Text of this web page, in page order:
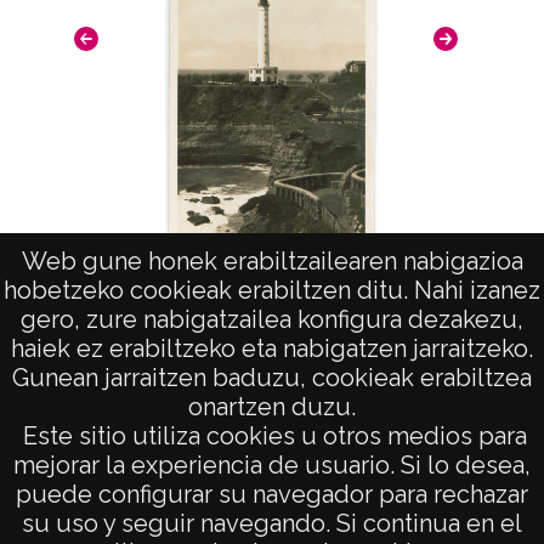
Web gune honek erabiltzailearen nabigazioa
hobetzeko cookieak erabiltzen ditu. Nahi izanez
gero, zure nabigatzailea konfigura dezakezu,
haiek ez erabiltzeko eta nabigatzen jarraitzeko.
Gunean jarraitzen baduzu, cookieak erabiltzea
onartzen duzu.
Este sitio utiliza cookies u otros medios para
mejorar la experiencia de usuario. Si lo desea,
puede configurar su navegador para rechazar
su uso y seguir navegando. Si continua en el
Biarritz, vista del faro.
AVISO LEGAL
POLÍTICA DE PRIVACIDAD
ACCESIBILIDAD
ATENCIÓN CIUDADANA